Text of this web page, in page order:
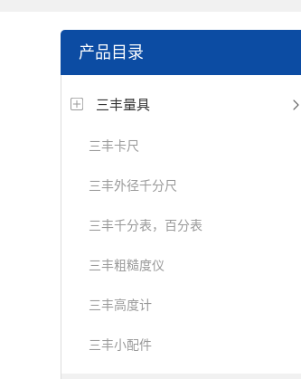
产品目录
三丰量具
三丰卡尺
三丰外径千分尺
三丰千分表，百分表
三丰粗糙度仪
三丰高度计
三丰小配件